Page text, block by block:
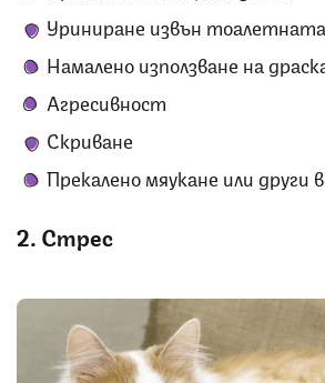
Уриниране извън тоалетната
Намалено използване на
Агресивност
Скриване
Прекалено мяукане или други
2. Стрес